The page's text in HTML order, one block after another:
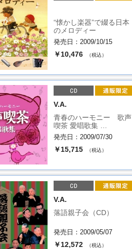
“懐かし楽器”で綴る日本
のメロディー
発売日：2009/10/15
￥10,476 （税込）
V.A.
青春のハーモニー 歌声
喫茶 愛唱歌集 …
発売日：2009/07/30
￥15,715 （税込）
V.A.
落語親子会（CD）
発売日：2009/05/07
￥12,572 （税込）